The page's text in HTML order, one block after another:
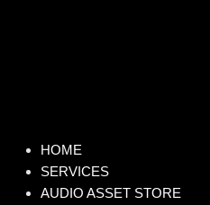
HOME
SERVICES
AUDIO ASSET STORE